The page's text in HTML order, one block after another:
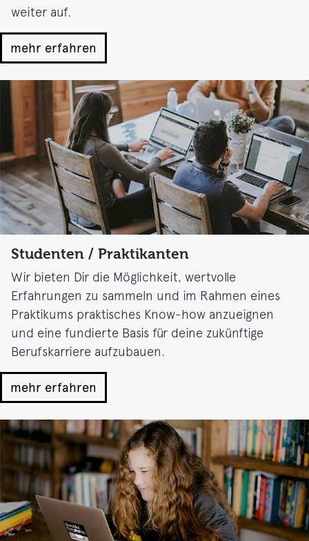
weiter auf.
mehr erfahren
Studenten / Praktikanten
Wir bieten Dir die Möglichkeit, wertvolle
Erfahrungen zu sammeln und im Rahmen eines
Praktikums praktisches Know-how anzueignen
und eine fundierte Basis für deine zukünftige
Berufskarriere aufzubauen.
mehr erfahren